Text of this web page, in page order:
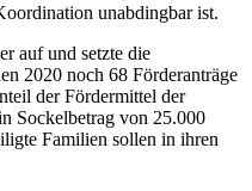
unabdingbar ist.
auf und setzte die
2020 noch 68 Förderanträge
der Fördermittel der
Sockelbetrag von 25.000
Familien sollen in ihren